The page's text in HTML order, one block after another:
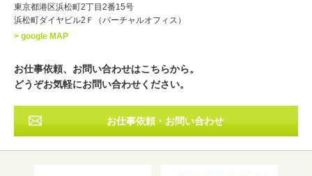
・出身地 北海道 東北
その他
東京都港区浜松町2丁目2番15号
浜松町ダイヤビル2Ｆ（バーチャルオフィス）
> google MAP
お仕事依頼、お問い合わせはこちらから。
どうぞお気軽にお問い合わせください。
お仕事依頼・お問い合わせ